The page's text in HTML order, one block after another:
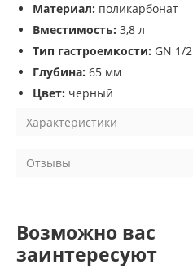
Материал: поликарбонат
Вместимость: 3,8 л
Тип гастроемкости: GN 1/2
Глубина: 65 мм
Цвет: черный
Характеристики
Отзывы
Возможно вас
заинтересуют